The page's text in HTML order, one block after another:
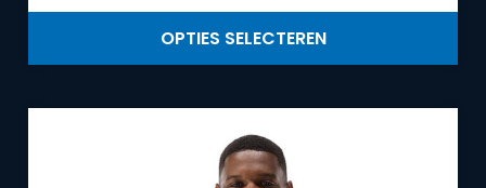
OPTIES SELECTEREN